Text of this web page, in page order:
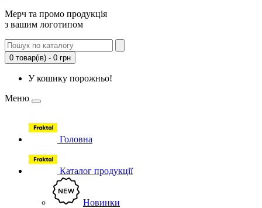
Мерч та промо продукція
з вашим логотипом
0 товар(ів) - 0 грн
У кошику порожньо!
Меню
Головна
Каталог продукції
Новинки